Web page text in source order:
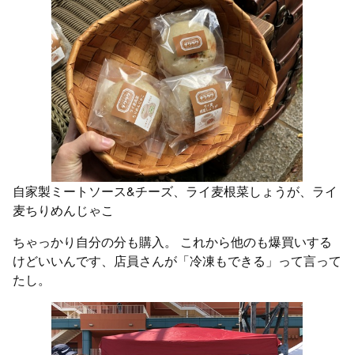
自家製ミートソース&チーズ、ライ麦根菜しょうが、ライ
麦ちりめんじゃこ
ちゃっかり自分の分も購入。 これから他のも爆買いする
けどいいんです、店員さんが「冷凍もできる」って言って
たし。